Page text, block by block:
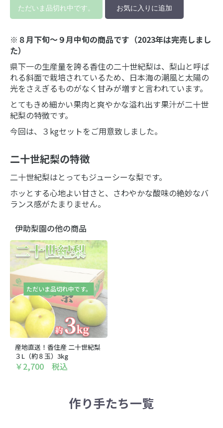
ただいま品切れ中です。 お気に入りに追加
※８月下旬～９月中旬の商品です（2023年は完売しまし
た）
県下一の生産量を誇る香住の二十世紀梨は、梨山と呼ば
れる斜面で栽培されているため、日本海の潮風と太陽の
光をさえぎるものがなく甘みが増すと言われています。
とてもきめ細かい果肉と爽やかな溢れ出す果汁が二十世
紀梨の特徴です。
今回は、３kgセットをご用意致しました。
二十世紀梨の特徴
二十世紀梨はとってもジューシーな梨です。
ホッとする心地よい甘さと、さわやかな酸味の絶妙なバ
ランス感がたまりません。
伊助梨園の他の商品
ただいま品切れ中です。
産地直送！香住産 二十世紀梨
３L（約８玉）3kg
￥2,700 税込
作り手たち一覧